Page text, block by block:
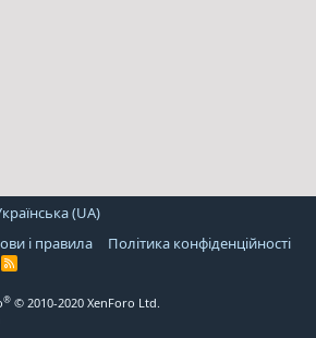
(UA)
і правила
Політика конфіденційності
R
® © 2010-2020 XenForo Ltd.